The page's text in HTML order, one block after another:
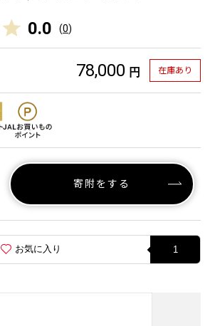
0.0 (0)
78,000 円 在庫あり
寄附をする
お気に入り 1